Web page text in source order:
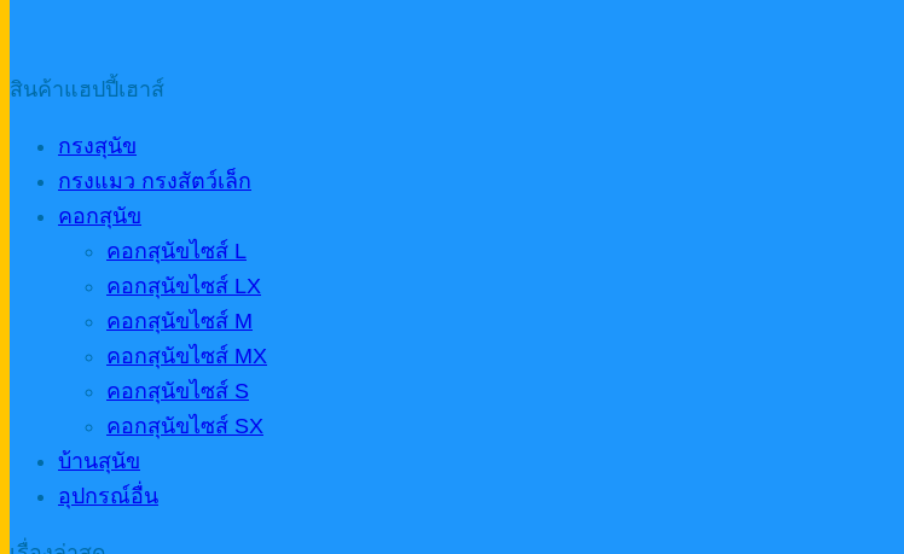
สินค้าแฮปปี้เฮาส์
กรงสุนัข
กรงแมว กรงสัตว์เล็ก
คอกสุนัข
คอกสุนัขไซส์ L
คอกสุนัขไซส์ LX
คอกสุนัขไซส์ M
คอกสุนัขไซส์ MX
คอกสุนัขไซส์ S
คอกสุนัขไซส์ SX
บ้านสุนัข
อุปกรณ์อื่น